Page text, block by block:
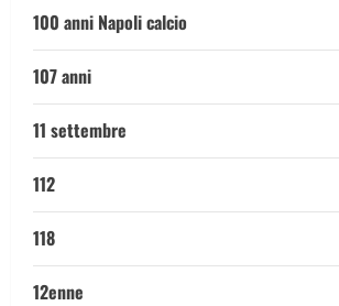
100 anni Napoli calcio
107 anni
11 settembre
112
118
12enne